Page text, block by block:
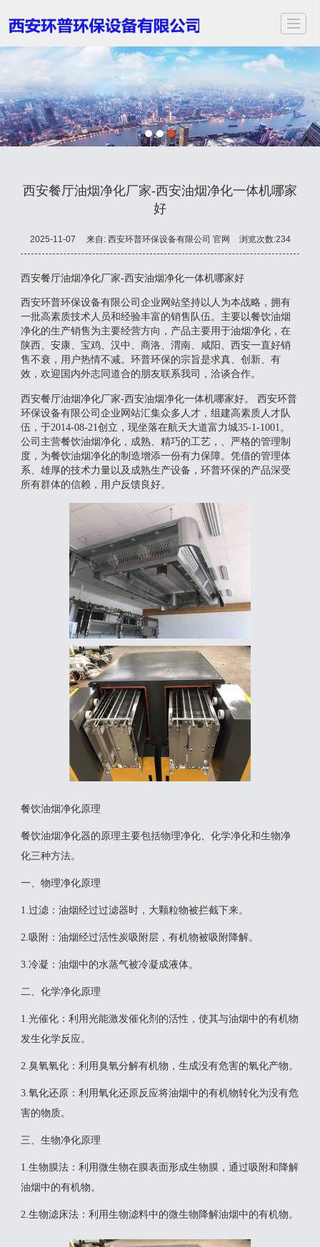
首页 关于我们 服务项目 应用领域案例展示新闻动态视频中心
西安餐厅油烟净化厂家-西安油烟净化一体机哪家
好
2025-11-07 来自: 西安环普环保设备有限公司 官网 浏览次数:234
西安餐厅油烟净化厂家-西安油烟净化一体机哪家好
西安环普环保设备有限公司企业网站坚持以人为本战略，拥有
一批高素质技术人员和经验丰富的销售队伍。主要以餐饮油烟
净化的生产销售为主要经营方向，产品主要用于油烟净化，在
陕西、安康、宝鸡、汉中、商洛、渭南、咸阳、西安一直好销
售不衰，用户热情不减。环普环保的宗旨是求真、创新、有
效，欢迎国内外志同道合的朋友联系我司，洽谈合作。
西安餐厅油烟净化厂家-西安油烟净化一体机哪家好。 西安环普
环保设备有限公司企业网站汇集众多人才，组建高素质人才队
伍，于2014-08-21创立，现坐落在航天大道富力城35-1-1001。
公司主营餐饮油烟净化，成熟、精巧的工艺，、严格的管理制
度，为餐饮油烟净化的制造增添一份有力保障。凭借的管理体
系、雄厚的技术力量以及成熟生产设备，环普环保的产品深受
所有群体的信赖，用户反馈良好。
餐饮油烟净化原理
‌餐饮油烟净化器的原理主要包括物理净化、化学净化和生物净
化三种方法。‌
一、物理净化原理
‌1.过滤‌：油烟经过过滤器时，大颗粒物被拦截下来。
‌2.吸附‌：油烟经过活性炭吸附层，有机物被吸附降解。
‌3.冷凝‌：油烟中的水蒸气被冷凝成液体‌。
二、化学净化原理
‌1.光催化‌：利用光能激发催化剂的活性，使其与油烟中的有机物
发生化学反应。
‌2.臭氧氧化‌：利用臭氧分解有机物，生成没有危害的氧化产物。
‌3.氧化还原‌：利用氧化还原反应将油烟中的有机物转化为没有危
害的物质‌。
三、生物净化原理
‌1.生物膜法‌：利用微生物在膜表面形成生物膜，通过吸附和降解
油烟中的有机物。
‌2.生物滤床法‌：利用生物滤料中的微生物降解油烟中的有机物‌。